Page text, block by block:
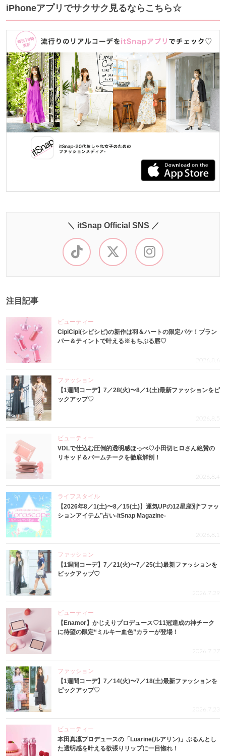
iPhoneアプリでサクサク見るならこちら☆
＼ itSnap Official SNS ／
注目記事
ビューティー
CipiCipi(シピシピ)の新作は羽＆ハートの限定パケ！プラン
パー＆ティントで叶える※もちぷる唇♡
2026.8.6
ファッション
【1週間コーデ】7／28(火)〜8／1(土)最新ファッションをピ
ックアップ♡
2026.8.5
ビューティー
VDLで仕込む圧倒的透明感ほっぺ♡小田切ヒロさん絶賛の
リキッド＆バームチークを徹底解剖！
2026.8.4
ライフスタイル
【2026年8／1(土)〜8／15(土)】運気UPの12星座別“ファッ
ションアイテム”占い-itSnap Magazine-
2026.8.1
ファッション
【1週間コーデ】7／21(火)〜7／25(土)最新ファッションを
ピックアップ♡
2026.7.29
ビューティー
【Enamor】かじえりプロデュース♡11冠達成の神チーク
に待望の限定“ミルキー血色”カラーが登場！
2026.7.27
ファッション
【1週間コーデ】7／14(火)〜7／18(土)最新ファッションを
ピックアップ♡
2026.7.23
ビューティー
本田真凜プロデュースの「Luarine(ルアリン)」ぷるんとし
た透明感を叶える欲張りリップに一目惚れ！